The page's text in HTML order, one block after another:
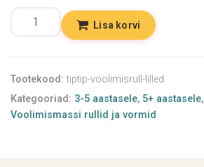
Lisa korvi
Tootekood:tiptip-voolimisrull-lilled
Kategooriad: 3-5 aastasele, 5+ aastasele,
Voolimismassi rullid ja vormid